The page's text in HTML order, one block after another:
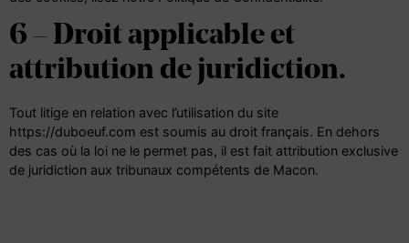
6 – Droit applicable et
attribution de juridiction.
Tout litige en relation avec l’utilisation du site
https://duboeuf.com est soumis au droit français. En dehors
des cas où la loi ne le permet pas, il est fait attribution exclusive
de juridiction aux tribunaux compétents de Macon.